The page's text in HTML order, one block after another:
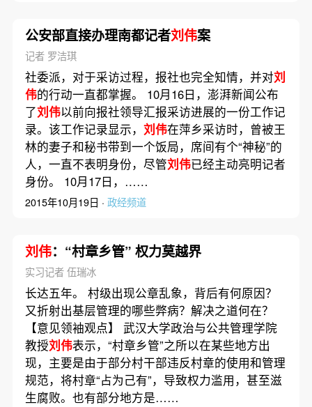
公安部直接办理南都记者刘伟案
记者 罗洁琪
社委派，对于采访过程，报社也完全知情，并对刘
伟的行动一直都掌握。 10月16日，澎湃新闻公布
了刘伟以前向报社领导汇报采访进展的一份工作记
录。该工作记录显示， 刘伟在萍乡采访时，曾被王
林的妻子和秘书带到一个饭局，席间有个“神秘”的
人，一直不表明身份，尽管刘伟已经主动亮明记者
身份。 10月17日，……
2015年10月19日 · 政经频道
刘伟：“村章乡管” 权力莫越界
实习记者 伍瑞冰
长达五年。 村级出现公章乱象，背后有何原因？
又折射出基层管理的哪些弊病？解决之道何在？
【意见领袖观点】 武汉大学政治与公共管理学院
教授刘伟表示，“村章乡管”之所以在某些地方出
现，主要是由于部分村干部违反村章的使用和管理
规范，将村章“占为己有”，导致权力滥用，甚至滋
生腐败。也有部分地方是……